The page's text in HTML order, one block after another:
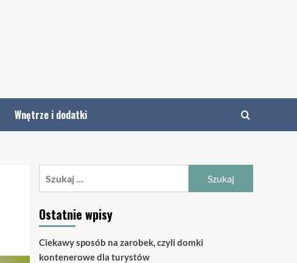
Wnętrze i dodatki
Ostatnie wpisy
Ciekawy sposób na zarobek, czyli domki
kontenerowe dla turystów